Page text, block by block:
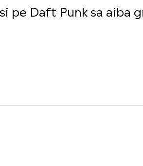
pe Daft Punk sa aiba